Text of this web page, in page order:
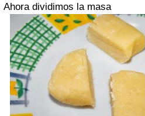
Ahora dividimos la masa